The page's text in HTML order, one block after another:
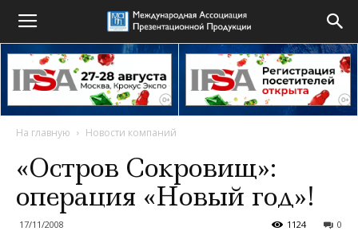
На главную Новости компаний
«Остров Сокровищ»:
операция «Новый год»!
17/11/2008 0
1124